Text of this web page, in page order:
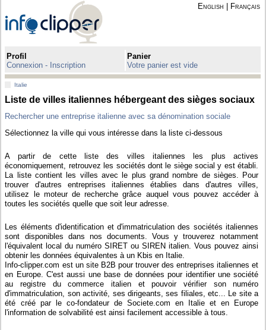
English Français
Profil
Connexion - Inscription
Panier
Votre panier est vide
Italie
Liste de villes italiennes hébergeant des sièges sociaux
Rechercher une entreprise italienne avec sa dénomination sociale
Sélectionnez la ville qui vous intéresse dans la liste ci-dessous
A partir de cette liste des villes italiennes les plus actives
économiquement, retrouvez les sociétés dont le siège social y est établi.
La liste contient les villes avec le plus grand nombre de sièges. Pour
trouver d'autres entreprises italiennes établies dans d'autres villes,
utilisez le moteur de recherche grâce auquel vous pouvez accéder à
toutes les sociétés quelle que soit leur adresse.
Les éléments d'identification et d'immatriculation des sociétés italiennes
sont disponibles dans nos documents. Vous y trouverez notamment
l'équivalent local du numéro SIRET ou SIREN italien. Vous pouvez ainsi
obtenir les données équivalentes à un Kbis en Italie.
Info-clipper.com est un site B2B pour trouver des entreprises italiennes et
en Europe. C'est aussi une base de données pour identifier une société
au registre du commerce italien et pouvoir vérifier son numéro
d'immatriculation, son activité, ses dirigeants, ses filiales, etc... Le site a
été créé par le co-fondateur de Societe.com en Italie et en Europe
l'information de solvabilité est ainsi facilement accessible à tous.